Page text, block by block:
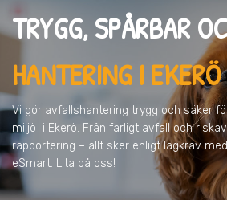
TRYGG, SPÅRBAR
HANTERING I EKERÖ
Vi gör avfallshantering trygg och säker
miljö i Ekerö. Från farligt avfall och
rapportering – allt sker enligt lagkrav
eSmart. Lita på oss!